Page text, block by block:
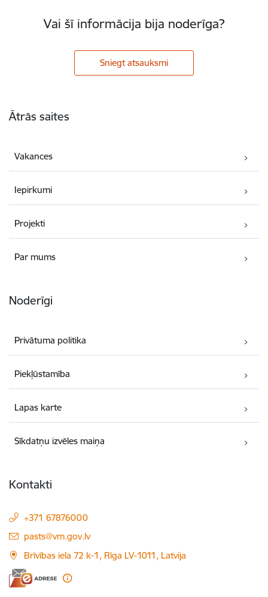
Vai šī informācija bija noderīga?
Sniegt atsauksmi
Ātrās saites
Vakances
Iepirkumi
Projekti
Par mums
Noderīgi
Privātuma politika
Piekļūstamība
Lapas karte
Sīkdatņu izvēles maiņa
Kontakti
+371 67876000
E-pasts:
pasts@vm.gov.lv
Brīvības iela 72 k-1, Rīga LV-1011, Latvija